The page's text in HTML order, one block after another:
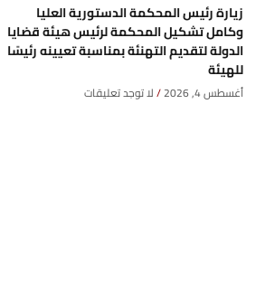
زيارة رئيس المحكمة الدستورية العليا
وكامل تشكيل المحكمة لرئيس هيئة قضايا
الدولة لتقديم التهنئة بمناسبة تعيينه رئيسًا
للهيئة
أغسطس 4, 2026 لا توجد تعليقات